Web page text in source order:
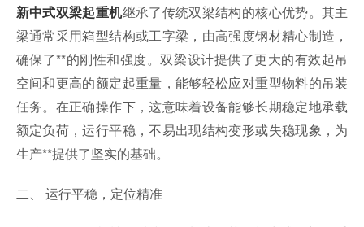
新中式双梁起重机继承了传统双梁结构的核心优势。其主
梁通常采用箱型结构或工字梁，由高强度钢材精心制造，
确保了**的刚性和强度。双梁设计提供了更大的有效起吊
空间和更高的额定起重量，能够轻松应对重型物料的吊装
任务。在正确操作下，这意味着设备能够长期稳定地承载
额定负荷，运行平稳，不易出现结构变形或失稳现象，为
生产**提供了坚实的基础。
二、 运行平稳，定位精准